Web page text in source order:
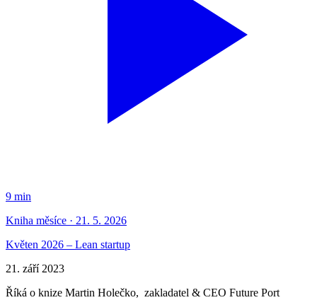
9 min
Kniha měsíce · 21. 5. 2026
Květen 2026 – Lean startup
21. září 2023
Říká o knize Martin Holečko, zakladatel & CEO Future Port